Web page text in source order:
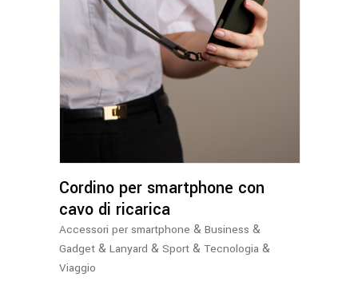
prodotto
ha
più
varianti.
essere
scelte
nella
pagina
prodotto
Cordino per smartphone con
cavo di ricarica
Accessori per smartphone & Business &
Gadget & Lanyard & Sport & Tecnologia &
Viaggio